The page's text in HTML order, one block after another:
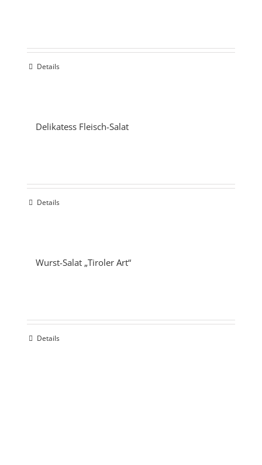
Details
Delikatess Fleisch-Salat
Details
Wurst-Salat „Tiroler Art“
Details